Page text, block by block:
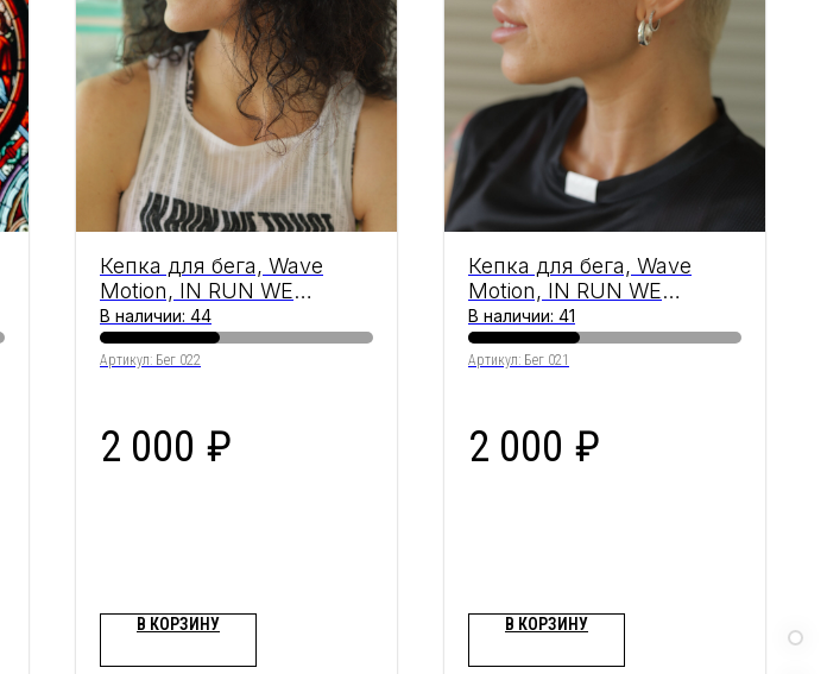
Кепка для бега, Wave
Motion, IN RUN WE
TRUST, Cherry
В наличии: 44
Артикул: Бег 022
2 000 ₽
В КОРЗИНУ
Кепка для бега, Wave
Motion, IN RUN WE
TRUST, White & Black
В наличии: 41
Артикул: Бег 021
2 000 ₽
В КОРЗИНУ